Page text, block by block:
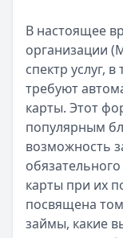
Все статьи
Опубликовано:5
Категория:МФО
Читать новость
Срочный
Кратко:Нужны 15
Опубликовано:5
Категория:МФО
Читать новость
Рекордный рост
Кратко:В III
Опубликовано:5
В настоящее
организации
спектр услуг,
требуют
карты. Этот
популярным
возможность
карты при их
посвящена
займы, какие